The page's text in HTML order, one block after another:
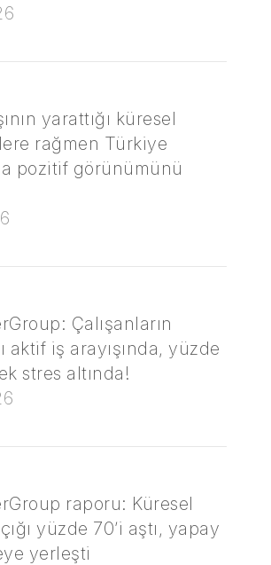
yarattığı küresel
rağmen Türkiye
pozitif görünümünü
Çalışanların
aktif iş arayışında, yüzde
stres altında!
raporu: Küresel
yüzde 70’i aştı, yapay
yerleşti